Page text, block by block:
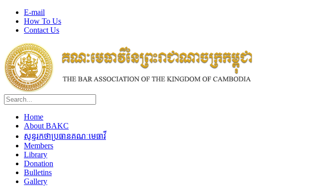
E-mail
How To Us
Contact Us
Home
About BAKC
សុន្ទរកថាប្រធានគណៈមេធាវី
Members
Library
Donation
Bulletins
Gallery